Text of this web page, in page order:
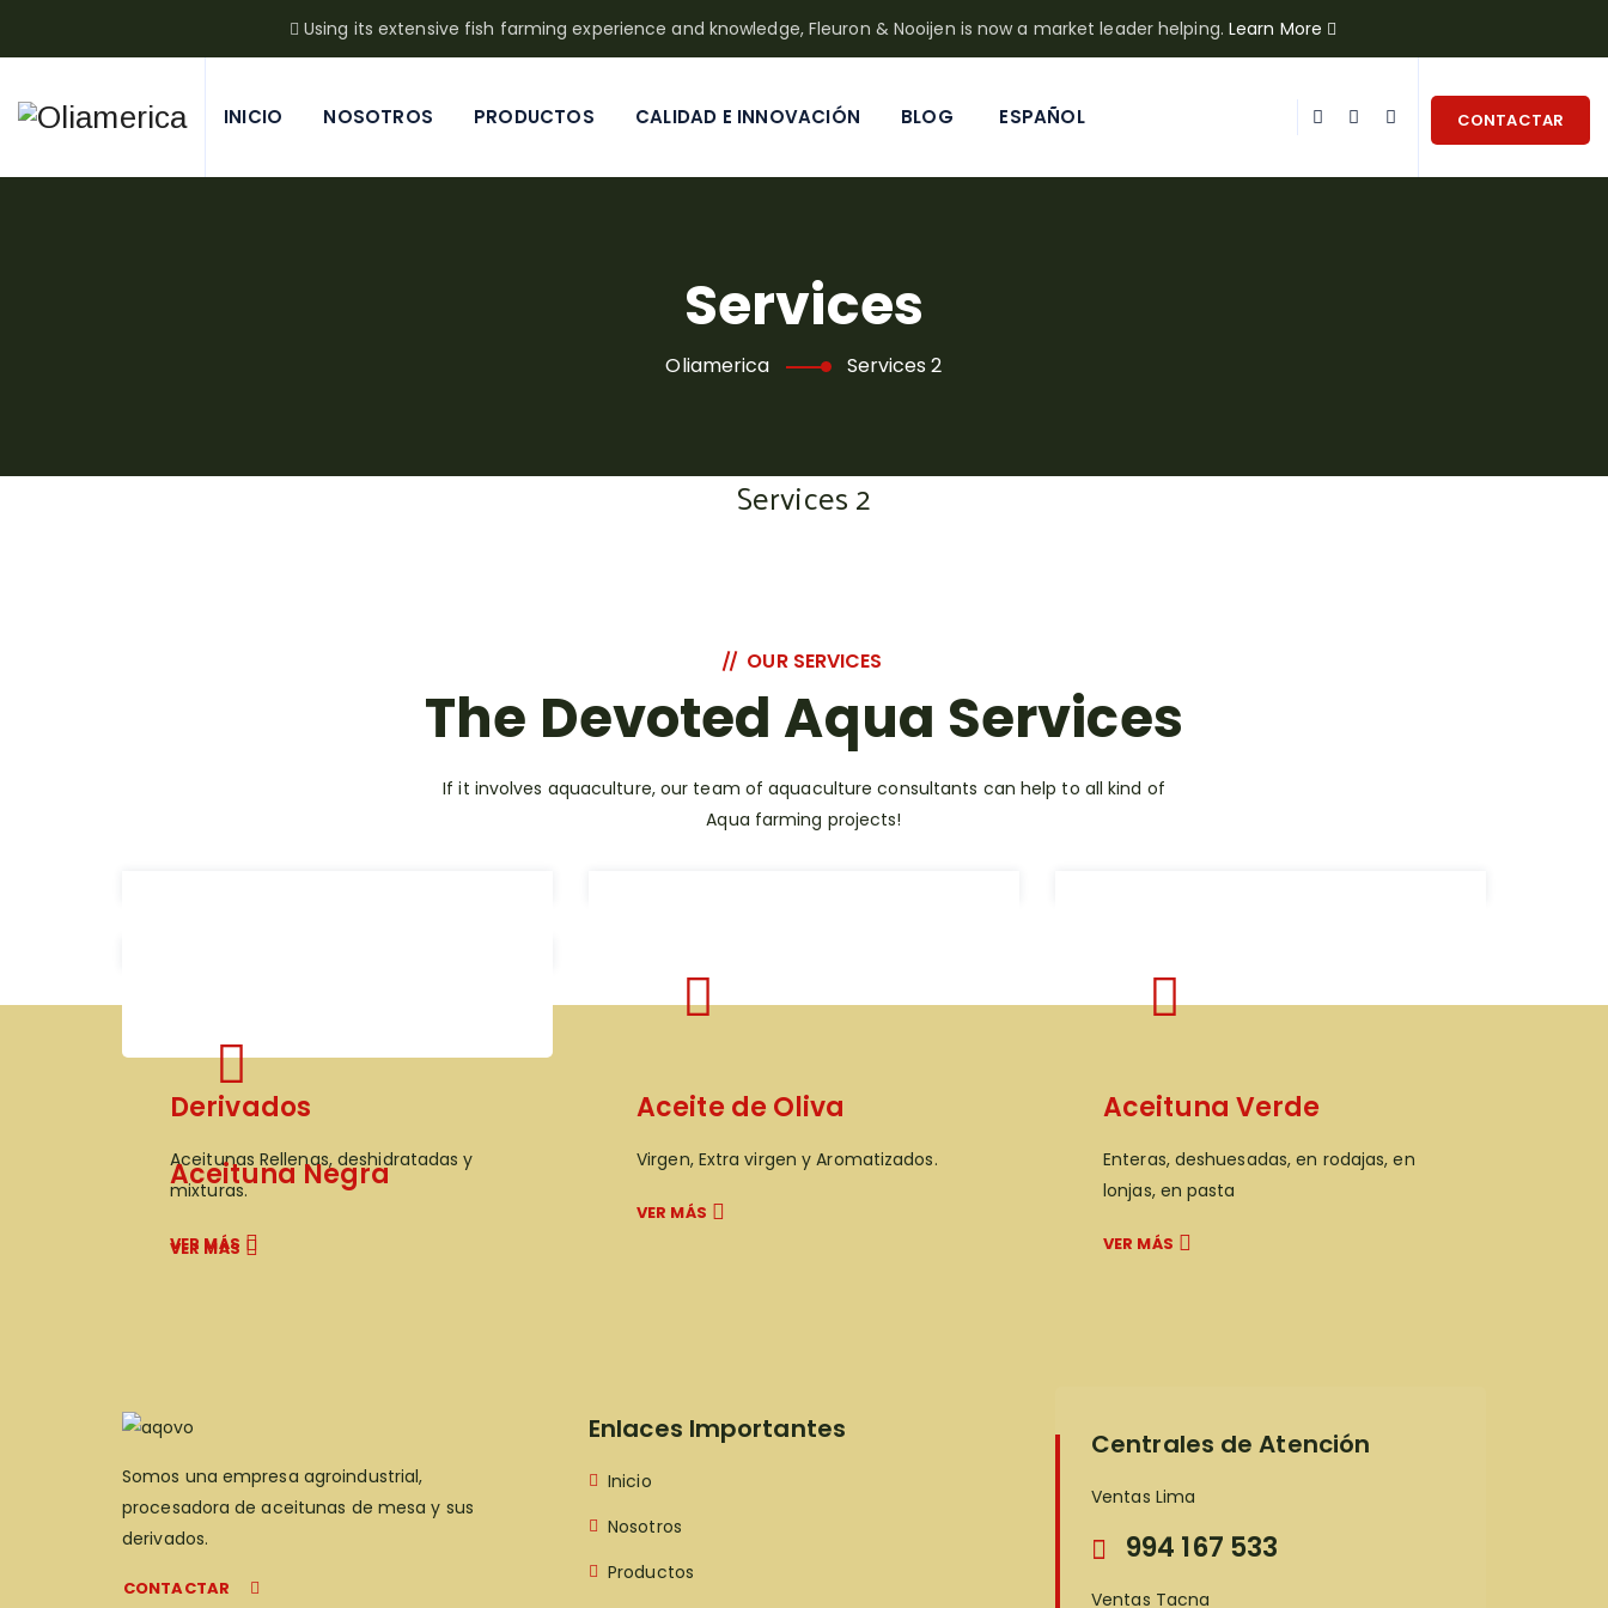
Using its extensive fish farming experience and knowledge, Fleuron & Nooijen is now a market leader helping. Learn More
CONTACTAR
INICIO NOSOTROS PRODUCTOS CALIDAD E INNOVACIÓN BLOG ESPAÑOL
Services
Oliamerica Services 2
Services 2
OUR SERVICES
The Devoted Aqua Services
If it involves aquaculture, our team of aquaculture consultants can help to all kind of
Aqua farming projects!
Derivados
Aceitunas Rellenas, deshidratadas y
mixturas.
VER MÁS
Aceite de Oliva
Virgen, Extra virgen y Aromatizados.
VER MÁS
Aceituna Verde
Enteras, deshuesadas, en rodajas, en
lonjas, en pasta
VER MÁS
Aceituna Negra
VER MÁS
Somos una empresa agroindustrial,
procesadora de aceitunas de mesa y sus
derivados.
CONTACTAR
Enlaces Importantes
Inicio
Nosotros
Productos
Centrales de Atención
Ventas Lima
994 167 533
Ventas Tacna